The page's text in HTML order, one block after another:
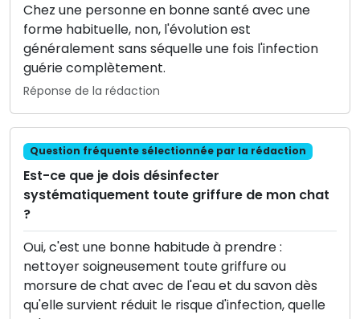
Chez une personne en bonne santé avec une
forme habituelle, non, l'évolution est
généralement sans séquelle une fois l'infection
guérie complètement.
Réponse de la rédaction
Question fréquente sélectionnée par la rédaction
Est-ce que je dois désinfecter
systématiquement toute griffure de mon chat
?
Oui, c'est une bonne habitude à prendre :
nettoyer soigneusement toute griffure ou
morsure de chat avec de l'eau et du savon dès
qu'elle survient réduit le risque d'infection, quelle